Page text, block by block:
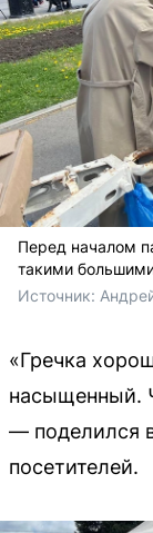
Перед началом
такими
Источник:
«Гречка
насыщенный.
— поделился
посетителей.